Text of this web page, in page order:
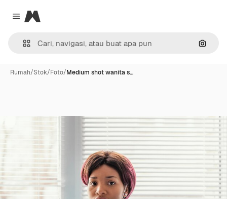
Close menu
Magnific
Rumah/Stok/Foto/Medium shot wanita s…